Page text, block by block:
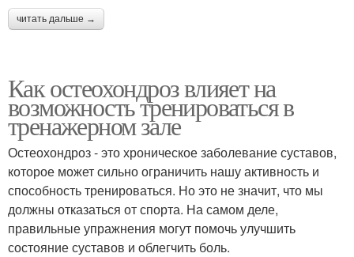
читать дальше →
Как остеохондроз влияет на
возможность тренироваться в
тренажерном зале
Остеохондроз - это хроническое заболевание суставов,
которое может сильно ограничить нашу активность и
способность тренироваться. Но это не значит, что мы
должны отказаться от спорта. На самом деле,
правильные упражнения могут помочь улучшить
состояние суставов и облегчить боль.